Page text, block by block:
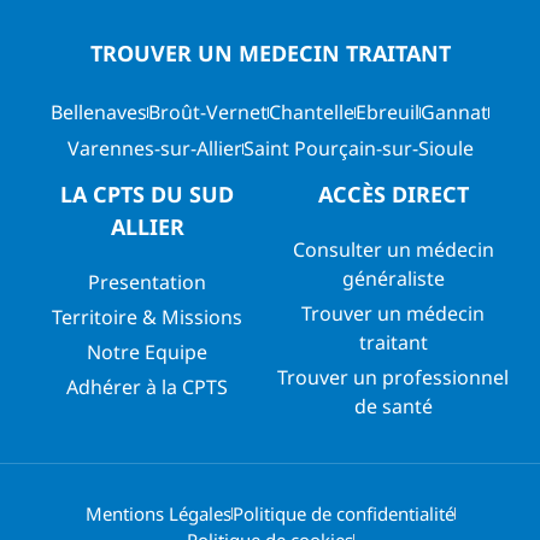
TROUVER UN MEDECIN TRAITANT
BellenavesBroût-VernetChantelleEbreuilGannat
Varennes-sur-AllierSaint Pourçain-sur-Sioule
LA CPTS DU SUD
ALLIER
Presentation
Territoire & Missions
Notre Equipe
Adhérer à la CPTS
ACCÈS DIRECT
Consulter un médecin
généraliste
Trouver un médecin
traitant
Trouver un professionnel
de santé
Mentions LégalesPolitique de confidentialité